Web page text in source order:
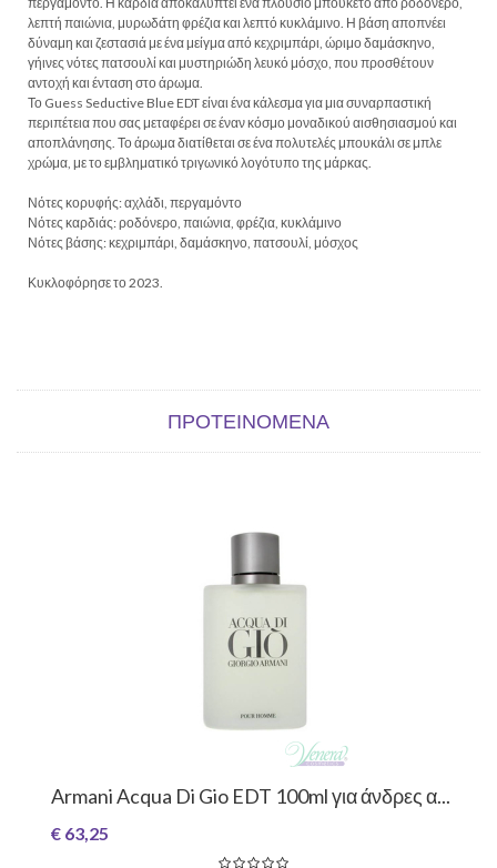
λεπτή παιώνια, μυρωδάτη φρέζια και λεπτό κυκλάμινο. Η βάση αποπνέει
δύναμη και ζεστασιά με ένα μείγμα από κεχριμπάρι, ώριμο δαμάσκηνο,
γήινες νότες πατσουλί και μυστηριώδη λευκό μόσχο, που προσθέτουν
αντοχή και ένταση στο άρωμα.
Το Guess Seductive Blue EDT είναι ένα κάλεσμα για μια συναρπαστική
περιπέτεια που σας μεταφέρει σε έναν κόσμο μοναδικού αισθησιασμού και
αποπλάνησης. Το άρωμα διατίθεται σε ένα πολυτελές μπουκάλι σε μπλε
χρώμα, με το εμβληματικό τριγωνικό λογότυπο της μάρκας.
Νότες κορυφής: αχλάδι, περγαμόντο
Νότες καρδιάς: ροδόνερο, παιώνια, φρέζια, κυκλάμινο
Νότες βάσης: κεχριμπάρι, δαμάσκηνο, πατσουλί, μόσχος
Κυκλοφόρησε το 2023.
ΠΡΟΤΕΙΝΌΜΕΝΑ
Armani Acqua Di Gio EDT 100ml για άνδρες α...
€ 63,25